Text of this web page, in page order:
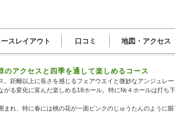
ースレイアウト 口コミ 地図・アクセス
アクセスと四季を通して楽しめるコース
。距離以上に長さを感じるフェアウエイと微妙なアンジュレ
がる変化に富んだ楽しめる18ホール。特に№４ホールは打ち
まれ、特に春には桃の花が一面ピンクのじゅうたんのように